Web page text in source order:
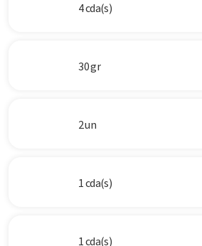
4 cda(s)
30 gr
2 un
1 cda(s)
1 cda(s)